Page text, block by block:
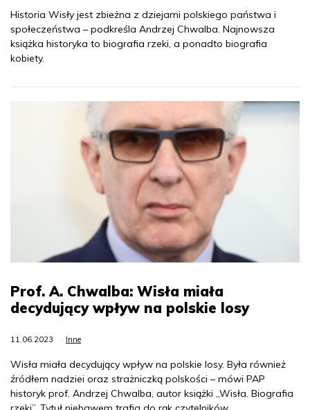
Historia Wisły jest zbieżna z dziejami polskiego państwa i
społeczeństwa – podkreśla Andrzej Chwalba. Najnowsza
książka historyka to biografia rzeki, a ponadto biografia
kobiety.
Prof. A. Chwalba: Wisła miała
decydujący wpływ na polskie losy
11.06.2023 Inne
Wisła miała decydujący wpływ na polskie losy. Była również
źródłem nadziei oraz strażniczką polskości – mówi PAP
historyk prof. Andrzej Chwalba, autor książki „Wisła. Biografia